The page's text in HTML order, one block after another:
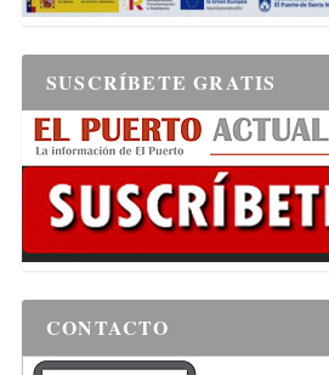
SUSCRÍBETE GRATIS
CONTACTO